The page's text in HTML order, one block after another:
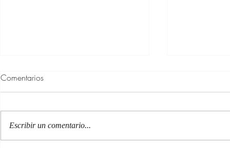
Comentarios
Escribir un comentario...